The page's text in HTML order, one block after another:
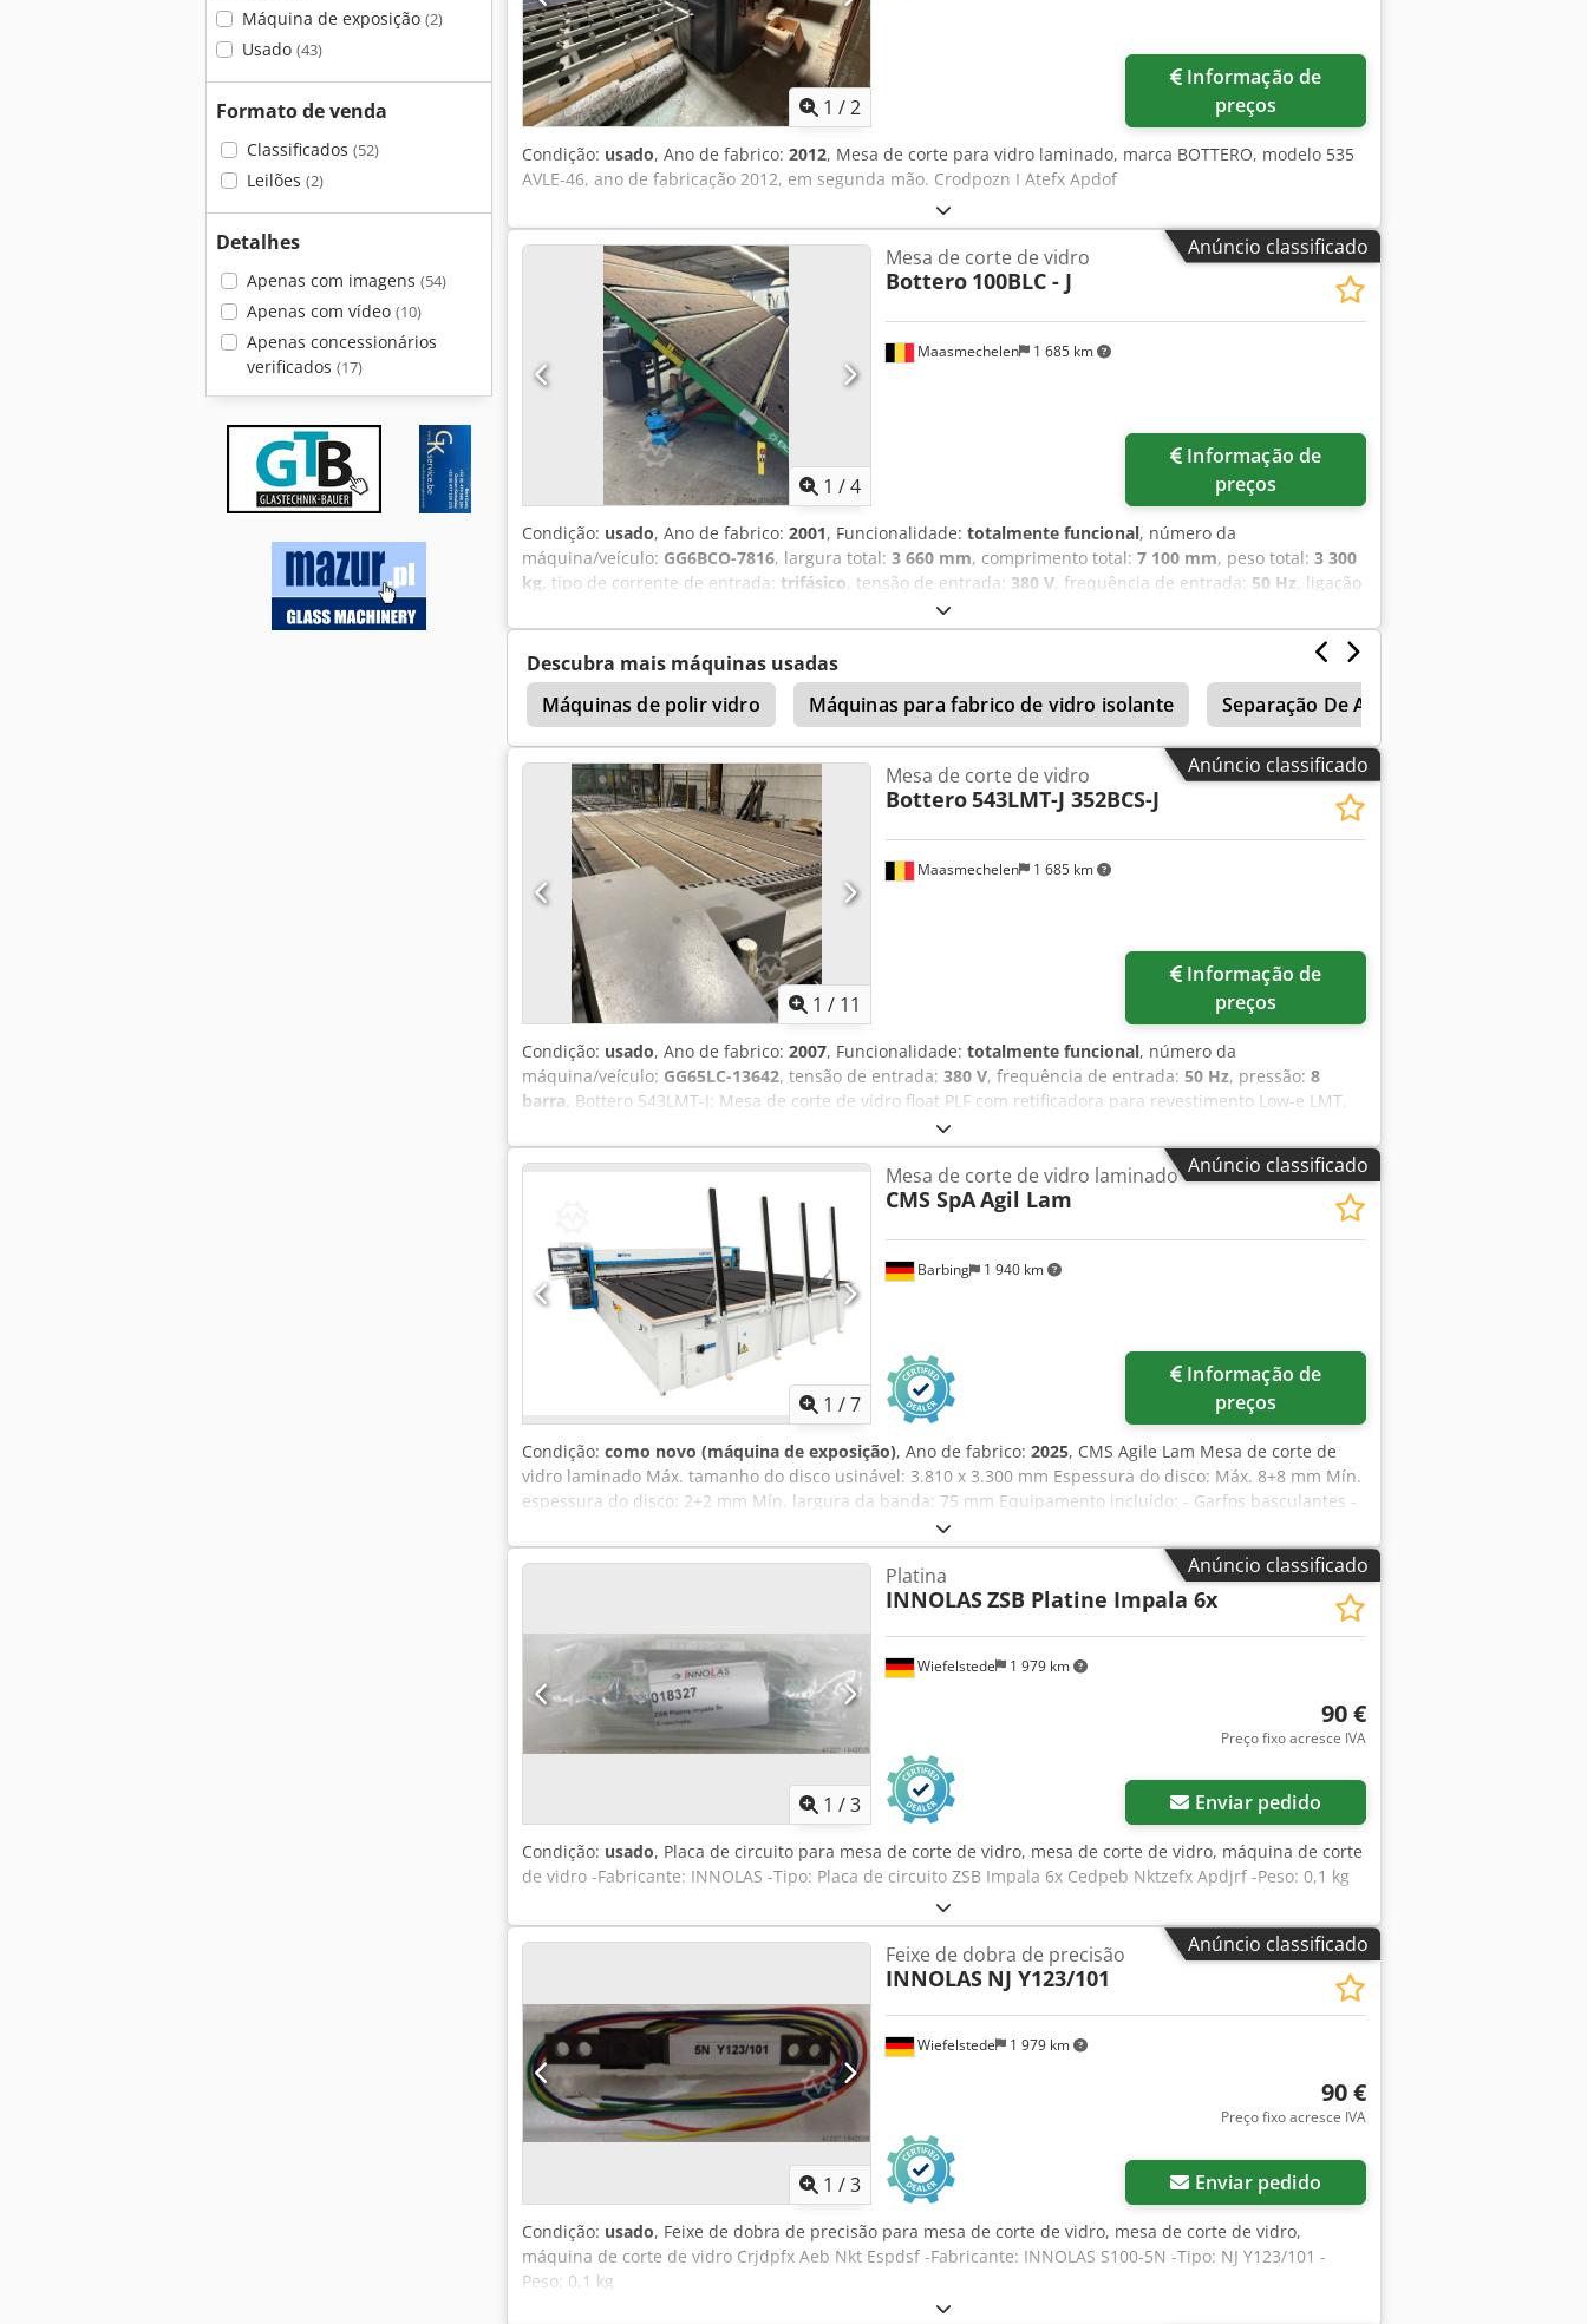
Máquina de exposição (2)
Usado (43)
Formato de venda
Classificados (52)
Leilões (2)
Detalhes
Apenas com imagens (54)
Apenas com vídeo (10)
Apenas concessionários
verificados (17)
Solicitar mais imagens
1 /2
preços
Condição: usado, Ano de fabrico: 2012, Mesa de corte para vidro laminado, marca BOTTERO, modelo 535
AVLE-46, ano de fabricação 2012, em segunda mão. Crodpozn I Atefx Apdof
Anúncio classificado
1 /4
Maasmechelen 1 685 km
Mesa de corte de vidro
Bottero 100BLC - J
preços
Condição: usado, Ano de fabrico: 2001, Funcionalidade: totalmente funcional, número da
máquina/veículo: GG6BCO-7816, largura total: 3 660 mm, comprimento total: 7 100 mm, peso total: 3 300
kg, tipo de corrente de entrada: trifásico, tensão de entrada: 380 V, frequência de entrada: 50 Hz, ligação
, Mesa jumbo Bottero 100BLC com correias e almofada de ar,
utilizada como mesa de carga e suporte. Número de série: GG6BCO-7816 Dimensões: 7100 x 3660 mm
(CxL), peso aprox. 3300 kg. Crsdox A D Rvepfx Apdjf
Descubra mais máquinas usadas
Máquinas de polir vidro
Máquinas para fabrico de vidro isolante Separação De Ar Mesa De Corte Fogão
Anúncio classificado
1 / 11
Maasmechelen 1 685 km
Mesa de corte de vidro
Bottero543LMT-J 352BCS-J
preços
Condição: usado, Ano de fabrico: 2007, Funcionalidade: totalmente funcional, número da
máquina/veículo: GG65LC-13642, tensão de entrada: 380 V, frequência de entrada: 50 Hz, pressão: 8
barra, Bottero 543LMT-J: Mesa de corte de vidro float PLF com retificadora para revestimento Low-e LMT.
N.º de série: GG65LC-13642 (2600Kg - 39,1A - 10kA) de 2007. Bottero 352 BCS no final da linha de
corte/retificação como mesa de separação. N.º de série: GG60SB-3040 (2250Kg - 50Hz - 14,5kVA - 380V) de
1995. Credpew I Dvkofx Apdof
Anúncio classificado
1 /7
Barbing 1 940 km
Mesa de corte de vidro laminado
CMS SpAAgil Lam
preços
Condição: como novo (máquina de exposição), Ano de fabrico: 2025, CMS Agile Lam Mesa de corte de
vidro laminado Máx. tamanho do disco usinável: 3.810 x 3.300 mm Espessura do disco: Máx. 8+8 mm Mín.
espessura do disco: 2+2 mm Mín. largura da banda: 75 mm Equipamento incluído: - Garfos basculantes -
Almofada de ar - Barra de quebra e lâmpada de calor Cedpfjwd If Njx Apderf - software de corte
integrado
Anúncio classificado
1 /3
Wiefelstede 1 979 km
Platina
INNOLASZSB Platine Impala 6x
90 €
Preço fixo acresce IVA
Enviar pedido
Condição: usado, Placa de circuito para mesa de corte de vidro, mesa de corte de vidro, máquina de corte
de vidro -Fabricante: INNOLAS -Tipo: Placa de circuito ZSB Impala 6x Cedpeb Nktzefx Apdjrf -Peso: 0,1 kg
Anúncio classificado
1 /3
Wiefelstede 1 979 km
Feixe de dobra de precisão
INNOLAS NJ Y123/101
90 €
Preço fixo acresce IVA
Enviar pedido
Condição: usado, Feixe de dobra de precisão para mesa de corte de vidro, mesa de corte de vidro,
máquina de corte de vidro Crjdpfx Aeb Nkt Espdsf -Fabricante: INNOLAS S100-5N -Tipo: NJ Y123/101 -
Peso: 0,1 kg